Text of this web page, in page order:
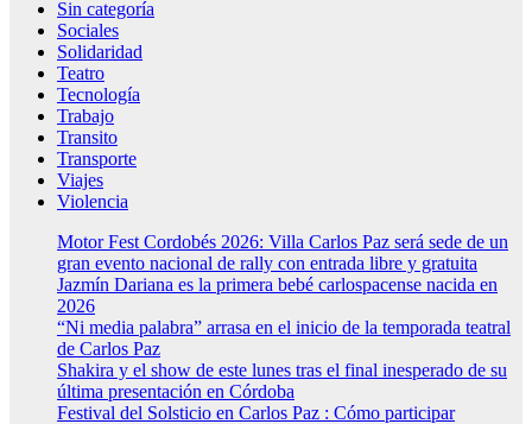
Sin categoría
Sociales
Solidaridad
Teatro
Tecnología
Trabajo
Transito
Transporte
Viajes
Violencia
Motor Fest Cordobés 2026: Villa Carlos Paz será sede de un
gran evento nacional de rally con entrada libre y gratuita
Jazmín Dariana es la primera bebé carlospacense nacida en
2026
“Ni media palabra” arrasa en el inicio de la temporada teatral
de Carlos Paz
Shakira y el show de este lunes tras el final inesperado de su
última presentación en Córdoba
Festival del Solsticio en Carlos Paz : Cómo participar